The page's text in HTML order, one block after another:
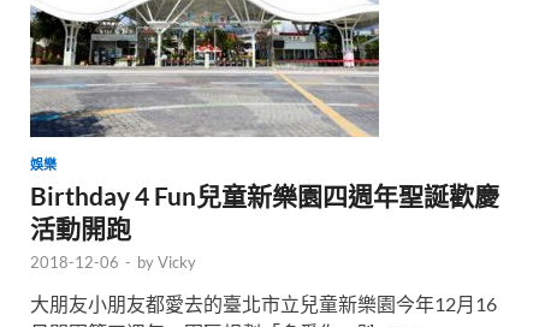
娛樂
Birthday 4 Fun兒童新樂園四週年聖誕歡慶
活動開跑
2018-12-06 - byVicky
大朋友小朋友都愛去的臺北市立兒童新樂園今年12月16